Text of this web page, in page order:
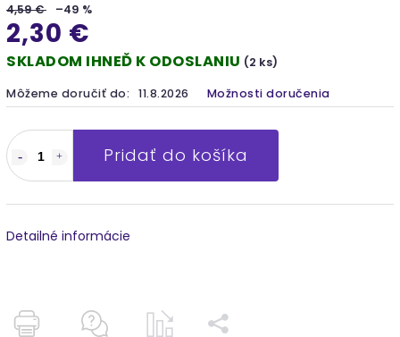
4,59 € –49 %
2,30 €
SKLADOM IHNEĎ K ODOSLANIU (2 ks)
Môžeme doručiť do: 11.8.2026 Možnosti doručenia
Pridať do košíka
Detailné informácie